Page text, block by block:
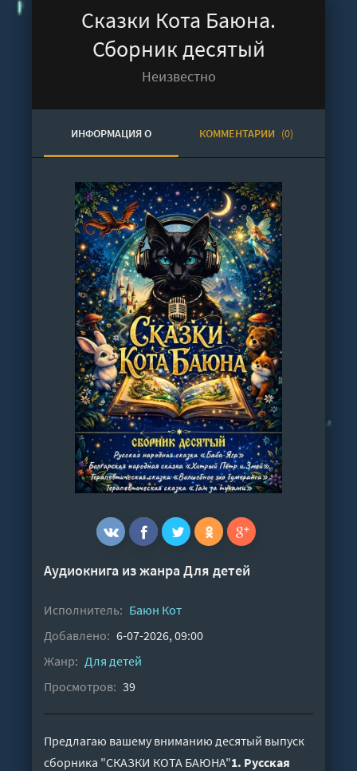
Сказки Кота Баюна.
Сборник десятый
Неизвестно
ИНФОРМАЦИЯ О
АУДИОКНИГЕ
КОММЕНТАРИИ (0)
Аудиокнига из жанраДля детей
Исполнитель: Баюн Кот
Добавлено: 6-07-2026, 09:00
Жанр: Для детей
Просмотров: 39
Предлагаю вашему вниманию десятый выпуск
сборника "СКАЗКИ КОТА БАЮНА"1. Русская